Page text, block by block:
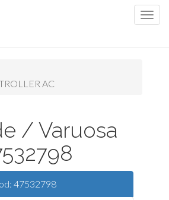
AC
/ Varuosa
47532798